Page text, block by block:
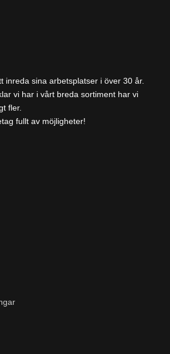
inreda sina arbetsplatser i över 30 år.
vi har i vårt breda sortiment har vi
fler.
fullt av möjligheter!